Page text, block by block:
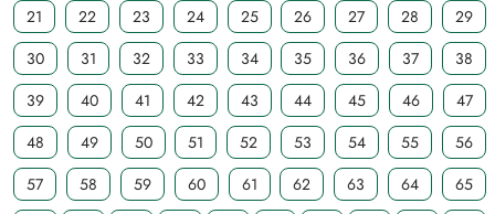
21
22 23 24 25 26 27 28
29
30
31 32 33 34 35 36 37
38
39
40 41 42 43 44 45 46
47
48
49 50 51 52 53 54 55
56
57
58 59 60 61 62 63 64
65